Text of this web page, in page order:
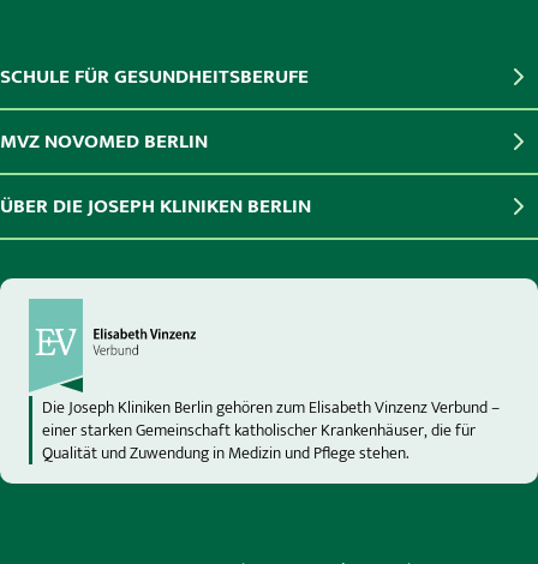
SCHULE FÜR GESUNDHEITSBERUFE
MVZ NOVOMED BERLIN
ÜBER DIE JOSEPH KLINIKEN BERLIN
Die Joseph Kliniken Berlin gehören zum Elisabeth Vinzenz Verbund –
einer starken Gemeinschaft katholischer Krankenhäuser, die für
Qualität und Zuwendung in Medizin und Pflege stehen.